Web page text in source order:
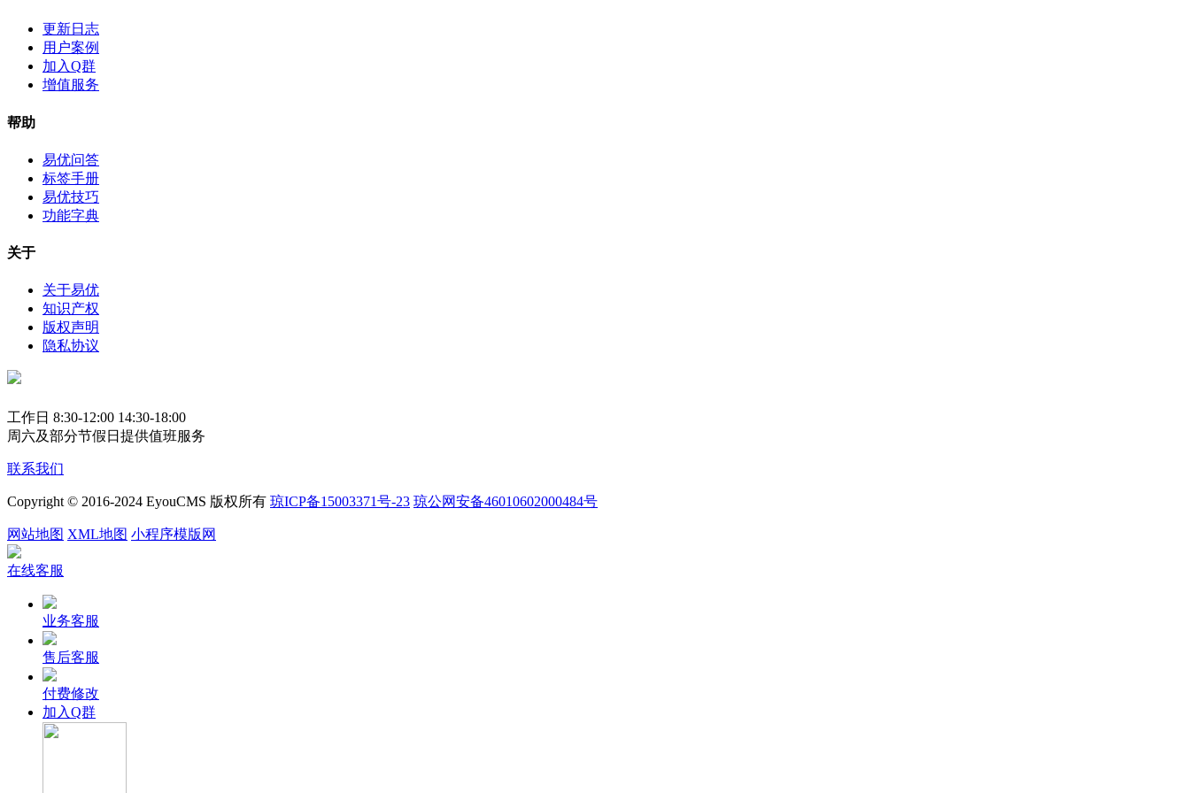
更新日志
用户案例
加入Q群
增值服务
帮助
易优问答
标签手册
易优技巧
功能字典
关于
关于易优
知识产权
版权声明
隐私协议
工作日 8:30-12:00 14:30-18:00
周六及部分节假日提供值班服务
联系我们
Copyright © 2016-2024 EyouCMS 版权所有 琼ICP备15003371号-23 琼公网安备46010602000484号
网站地图 XML地图 小程序模版网
在线客服
业务客服
售后客服
付费修改
加入Q群